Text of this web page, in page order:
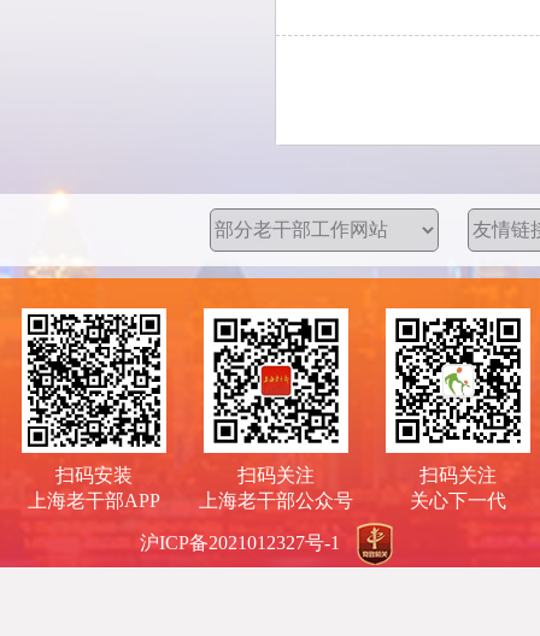
扫码安装
上海老干部APP
扫码关注
上海老干部公众号
扫码关注
关心下一代
沪ICP备2021012327号-1